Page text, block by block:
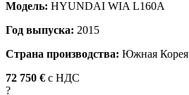
Модель: HYUNDAI WIA L160A
Год выпуска: 2015
Страна производства: Южная Корея
72 750 € c НДС
?